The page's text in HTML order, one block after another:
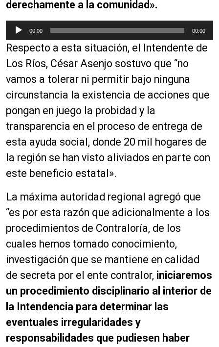
r
d
a
u
d
i
derechamente a la comunidad».
e
p
r
d
u
c
t
o
r
d
a
u
d
o
00:00 00:00
Respecto a esta situación, el Intendente de
Los Ríos, César Asenjo sostuvo que “no
vamos a tolerar ni permitir bajo ninguna
circunstancia la existencia de acciones que
pongan en juego la probidad y la
transparencia en el proceso de entrega de
esta ayuda social, donde 20 mil hogares de
la región se han visto aliviados en parte con
este beneficio estatal».
La máxima autoridad regional agregó que
“es por esta razón que adicionalmente a los
procedimientos de Contraloría, de los
cuales hemos tomado conocimiento,
investigación que se mantiene en calidad
de secreta por el ente contralor, iniciaremos
un procedimiento disciplinario al interior de
la Intendencia para determinar las
eventuales irregularidades y
responsabilidades que pudiesen haber